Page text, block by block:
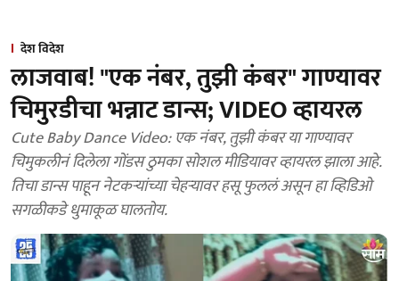
देश विदेश
लाजवाब! "एक नंबर, तुझी कंबर" गाण्यावर
चिमुरडीचा भन्नाट डान्स; VIDEO व्हायरल
Cute Baby Dance Video: एक नंबर, तुझी कंबर या गाण्यावर
चिमुकलीनं दिलेला गोंडस ठुमका सोशल मीडियावर व्हायरल झाला आहे.
तिचा डान्स पाहून नेटकऱ्यांच्या चेहऱ्यावर हसू फुललं असून हा व्हिडिओ
सगळीकडे धुमाकूळ घालतोय.